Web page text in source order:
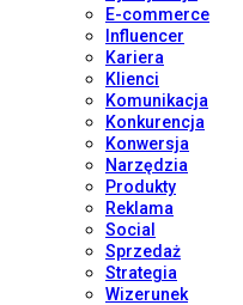
E-commerce
Influencer
Kariera
Klienci
Komunikacja
Konkurencja
Konwersja
Narzędzia
Produkty
Reklama
Social
Sprzedaż
Strategia
Wizerunek